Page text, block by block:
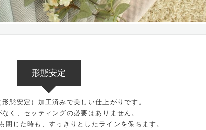
形態安定
態安定）加工済みで美しい仕上がりです。
く、セッティングの必要はありません。
閉じた時も、すっきりとしたラインを保ちます。